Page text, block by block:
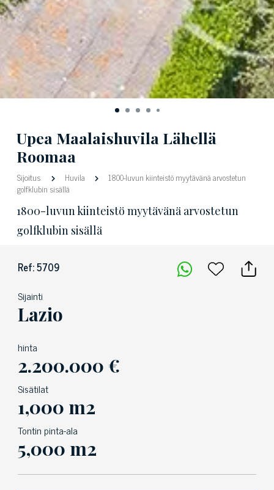
Upea Maalaishuvila Lähellä
Roomaa
Sijoitus Huvila
1800-luvun kiinteistö myytävänä arvostetun
golfklubin sisällä
1800-luvun kiinteistö myytävänä arvostetun
golfklubin sisällä
Ref: 5709
Sijainti
Lazio
hinta
2.200.000 €
Sisätilat
1,000 m2
Tontin pinta-ala
5,000 m2